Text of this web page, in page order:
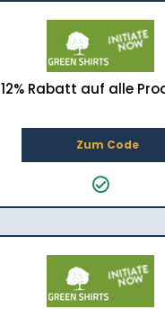
12% Rabatt auf alle
Zum Code